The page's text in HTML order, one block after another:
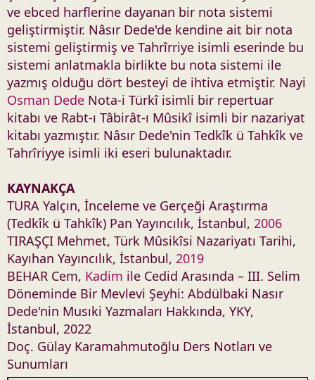
ve ebced harflerine dayanan bir nota sistemi
geliştirmiştir. Nâsır Dede'de kendine ait bir nota
sistemi geliştirmiş ve Tahrîrriye isimli eserinde bu
sistemi anlatmakla birlikte bu nota sistemi ile
yazmış olduğu dört besteyi de ihtiva etmiştir. Nayi
Osman Dede Nota-i Türkî isimli bir repertuar
kitabı ve Rabt-ı Tâbirât-ı Mûsikî isimli bir nazariyat
kitabı yazmıştır. Nâsır Dede'nin Tedkîk ü Tahkîk ve
Tahrîriyye isimli iki eseri bulunaktadır.
KAYNAKÇA
TURA Yalçın, İnceleme ve Gerçeği Araştırma
(Tedkîk ü Tahkîk) Pan Yayıncılık, İstanbul, 2006
TIRAŞÇI Mehmet, Türk Mûsikîsi Nazariyatı Tarihi,
Kayıhan Yayıncılık, İstanbul, 2019
BEHAR Cem, Kadim ile Cedid Arasında – III. Selim
Döneminde Bir Mevlevi Şeyhi: Abdülbaki Nasır
Dede'nin Musıki Yazmaları Hakkında, YKY,
İstanbul, 2022
Doç. Gülay Karamahmutoğlu Ders Notları ve
Sunumları